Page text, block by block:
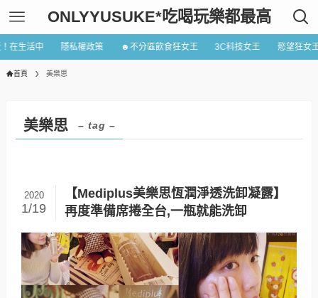
ONLYYUSUKE*吃喝玩樂都最高
在生活中 隱私權政策 ☻不分區飲食狂女王 3C科技女王 慾望狂女
首頁 美樂思
美樂思 – tag –
【Mediplus美樂思恆潤淨透洗卸凝露】
再度準備席捲全台,一瓶就能洗卸
2020
1/19